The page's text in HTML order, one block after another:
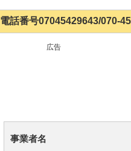
電話番号07045429643/070-
広告
事業者名